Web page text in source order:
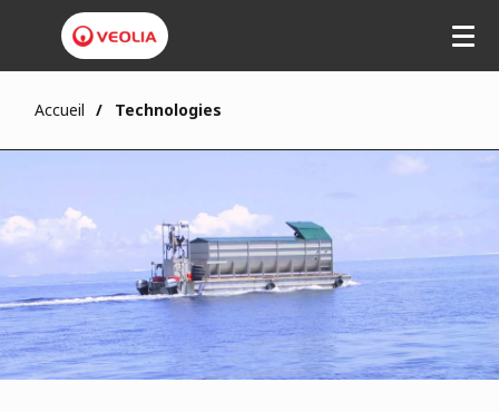
Accueil Technologies